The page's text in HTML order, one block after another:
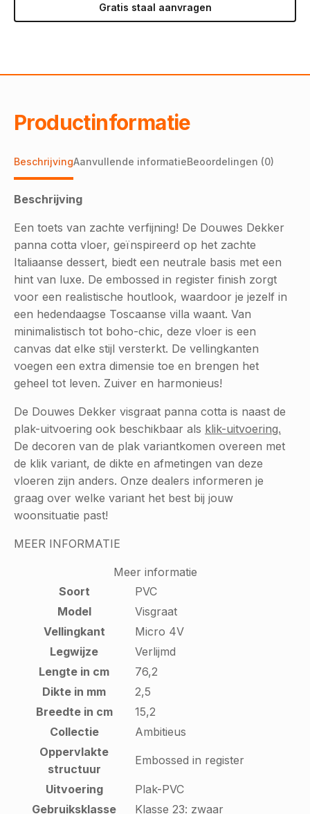
Gratis staal aanvragen
Productinformatie
BeschrijvingAanvullende informatieBeoordelingen (0)
Beschrijving
Een toets van zachte verfijning! De Douwes Dekker
panna cotta vloer, geïnspireerd op het zachte
Italiaanse dessert, biedt een neutrale basis met een
hint van luxe. De embossed in register finish zorgt
voor een realistische houtlook, waardoor je jezelf in
een hedendaagse Toscaanse villa waant. Van
minimalistisch tot boho-chic, deze vloer is een
canvas dat elke stijl versterkt. De vellingkanten
voegen een extra dimensie toe en brengen het
geheel tot leven. Zuiver en harmonieus!
De Douwes Dekker visgraat panna cotta is naast de
plak-uitvoering ook beschikbaar als klik-uitvoering.
De decoren van de plak variantkomen overeen met
de klik variant, de dikte en afmetingen van deze
vloeren zijn anders. Onze dealers informeren je
graag over welke variant het best bij jouw
woonsituatie past!
MEER INFORMATIE
Meer informatie
Soort
PVC
Model
Visgraat
Vellingkant
Micro 4V
Legwijze
Verlijmd
Lengte in cm
76,2
Dikte in mm
2,5
Breedte in cm
15,2
Collectie
Ambitieus
Oppervlakte
structuur
Embossed in register
Uitvoering
Plak-PVC
Gebruiksklasse
Klasse 23: zwaar